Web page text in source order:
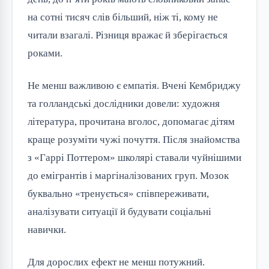
на сотні тисяч слів більший, ніж ті, кому не
читали взагалі. Різниця вражає й зберігається
роками.
Не менш важливою є емпатія. Вчені Кембриджу
та голландські дослідники довели: художня
література, прочитана вголос, допомагає дітям
краще розуміти чужі почуття. Після знайомства
з «Гаррі Поттером» школярі ставали чуйнішими
до емігрантів і маргіналізованих груп. Мозок
буквально «тренується» співпереживати,
аналізувати ситуації й будувати соціальні
навички.
Для дорослих ефект не менш потужний.